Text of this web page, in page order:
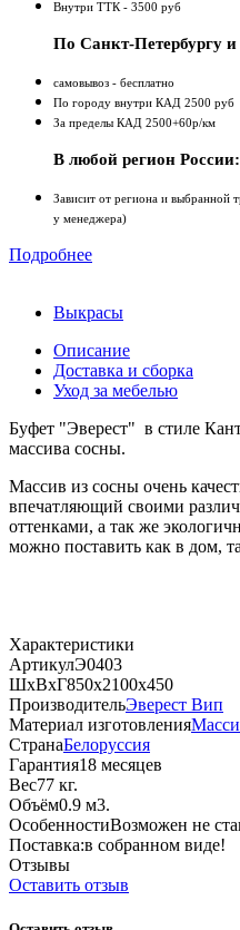
Внутри ТТК - 3500 руб
По Санкт-Петербургу
самовывоз - бесплатно
По городу внутри КАД 2500 руб
За пределы КАД 2500+60р/км
В любой регион России:
Зависит от региона и выбранной
у менеджера)
Подробнее
Выкрасы
Описание
Доставка и сборка
Уход за мебелью
Буфет "Эверест" в стиле
массива сосны.
Массив из сосны очень
впечатляющий своими
оттенками, а так же
можно поставить как в дом,
Характеристики
АртикулЭ0403
ШхВхГ850х2100х450
ПроизводительЭверест Вип
Материал изготовления
СтранаБелоруссия
Гарантия18 месяцев
Вес77 кг.
Объём0.9 м3.
ОсобенностиВозможен не
Поставка:в собранном виде!
Отзывы
Оставить отзыв